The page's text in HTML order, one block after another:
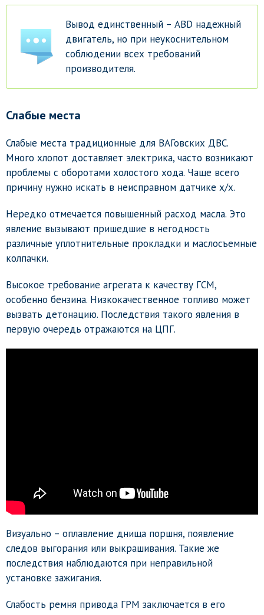
Вывод единственный – ABD надежный
двигатель, но при неукоснительном
соблюдении всех требований
производителя.
Слабые места
Слабые места традиционные для ВАГовских ДВС.
Много хлопот доставляет электрика, часто возникают
проблемы с оборотами холостого хода. Чаще всего
причину нужно искать в неисправном датчике х/х.
Нередко отмечается повышенный расход масла. Это
явление вызывают пришедшие в негодность
различные уплотнительные прокладки и маслосъемные
колпачки.
Высокое требование агрегата к качеству ГСМ,
особенно бензина. Низкокачественное топливо может
вызвать детонацию. Последствия такого явления в
первую очередь отражаются на ЦПГ.
Визуально – оплавление днища поршня, появление
следов выгорания или выкрашивания. Такие же
последствия наблюдаются при неправильной
установке зажигания.
Слабость ремня привода ГРМ заключается в его